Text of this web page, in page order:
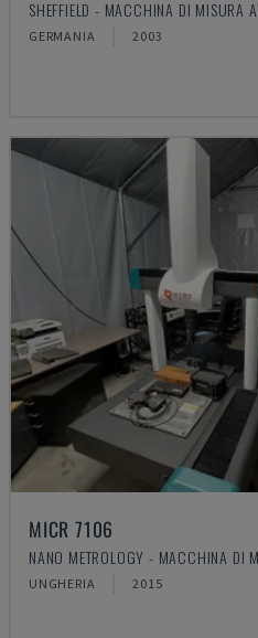
SHEFFIELD - MACCHINA DI MISURA
GERMANIA 2003
MICR 7106
NANO METROLOGY - MACCHINA DI
UNGHERIA 2015